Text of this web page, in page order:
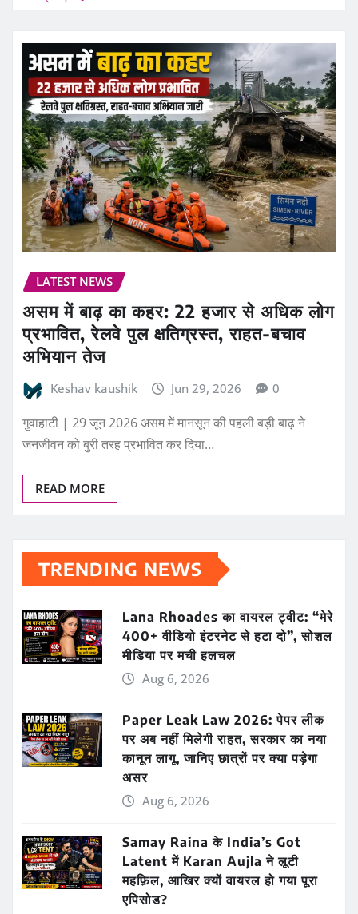
LATEST NEWS
असम में बाढ़ का कहर: 22 हजार से अधिक लोग
प्रभावित, रेलवे पुल क्षतिग्रस्त, राहत-बचाव
अभियान तेज
Keshav kaushik Jun 29, 2026 0
गुवाहाटी | 29 जून 2026 असम में मानसून की पहली बड़ी बाढ़ ने
जनजीवन को बुरी तरह प्रभावित कर दिया…
READ MORE
TRENDING NEWS
Lana Rhoades का वायरल ट्वीट: “मेरे
400+ वीडियो इंटरनेट से हटा दो”, सोशल
मीडिया पर मची हलचल
Aug 6, 2026
Paper Leak Law 2026: पेपर लीक
पर अब नहीं मिलेगी राहत, सरकार का नया
कानून लागू, जानिए छात्रों पर क्या पड़ेगा
असर
Aug 6, 2026
Samay Raina के India’s Got
Latent में Karan Aujla ने लूटी
महफ़िल, आखिर क्यों वायरल हो गया पूरा
एपिसोड?